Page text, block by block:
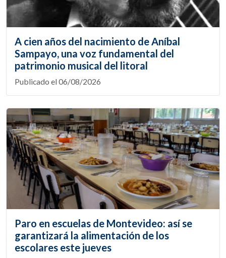
A cien años del nacimiento de Aníbal
Sampayo, una voz fundamental del
patrimonio musical del litoral
Publicado el 06/08/2026
Paro en escuelas de Montevideo: así se
garantizará la alimentación de los
escolares este jueves